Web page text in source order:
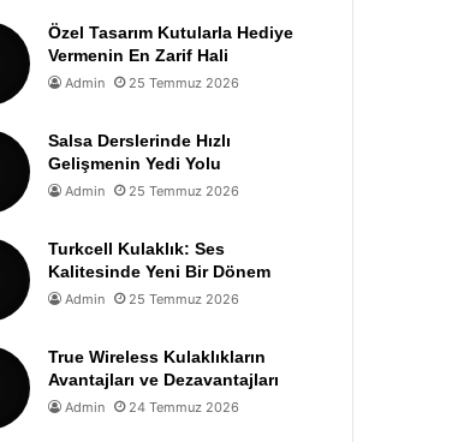
Özel Tasarım Kutularla Hediye
Vermenin En Zarif Hali
Admin 25 Temmuz 2026
Salsa Derslerinde Hızlı
Gelişmenin Yedi Yolu
Admin 25 Temmuz 2026
Turkcell Kulaklık: Ses
Kalitesinde Yeni Bir Dönem
Admin 25 Temmuz 2026
True Wireless Kulaklıkların
Avantajları ve Dezavantajları
Admin 24 Temmuz 2026